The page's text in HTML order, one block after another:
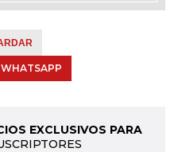
EXCLUSIVOS PARA